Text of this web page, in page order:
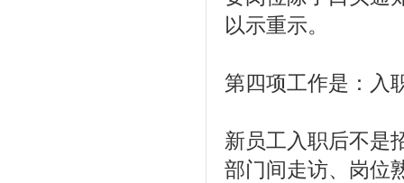
以示重示。
第四项工作是：入
新员工入职后不是
部门间走访、岗位